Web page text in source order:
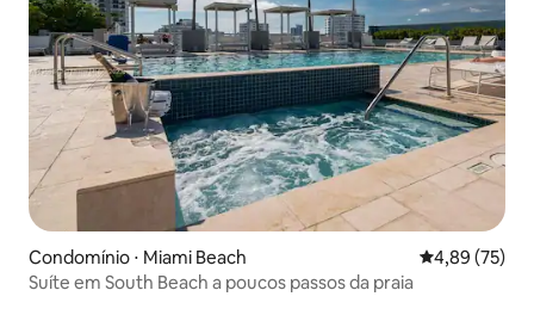
Condomínio ⋅ Miami Beach 4,89 de uma
4,89 (75)
Suíte em South Beach a poucos passos da praia